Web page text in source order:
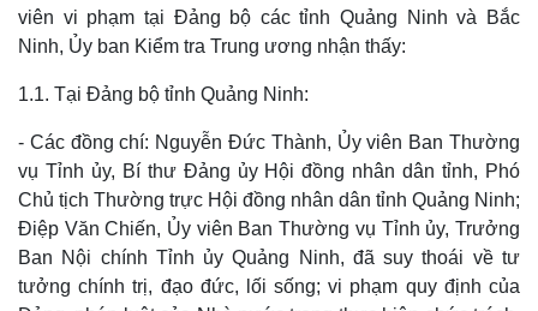
viên vi phạm tại Đảng bộ các tỉnh Quảng Ninh và Bắc
Ninh, Ủy ban Kiểm tra Trung ương nhận thấy:
1.1. Tại Đảng bộ tỉnh Quảng Ninh:
- Các đồng chí: Nguyễn Đức Thành, Ủy viên Ban Thường
vụ Tỉnh ủy, Bí thư Đảng ủy Hội đồng nhân dân tỉnh, Phó
Chủ tịch Thường trực Hội đồng nhân dân tỉnh Quảng Ninh;
Điệp Văn Chiến, Ủy viên Ban Thường vụ Tỉnh ủy, Trưởng
Ban Nội chính Tỉnh ủy Quảng Ninh, đã suy thoái về tư
tưởng chính trị, đạo đức, lối sống; vi phạm quy định của